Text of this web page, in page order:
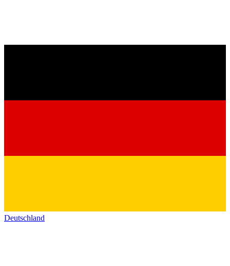
Deutschland